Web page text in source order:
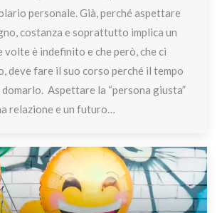
personale. Già, perché aspettare
costanza e soprattutto implica un
volte è indefinito e che però, che ci
deve fare il suo corso perché il tempo
Aspettare la “persona giusta”
relazione e un futuro…